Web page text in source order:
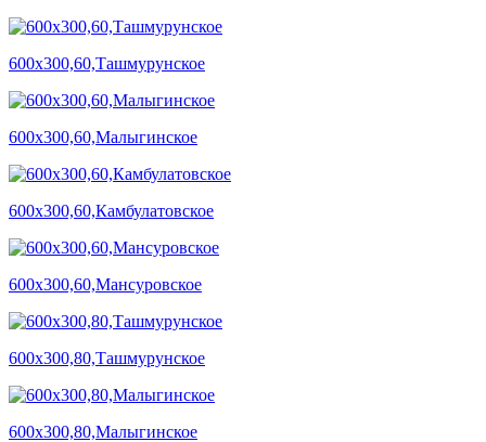
600х300,60,Ташмурунское
600х300,60,Малыгинское
600х300,60,Камбулатовское
600х300,60,Мансуровское
600х300,80,Ташмурунское
600х300,80,Малыгинское